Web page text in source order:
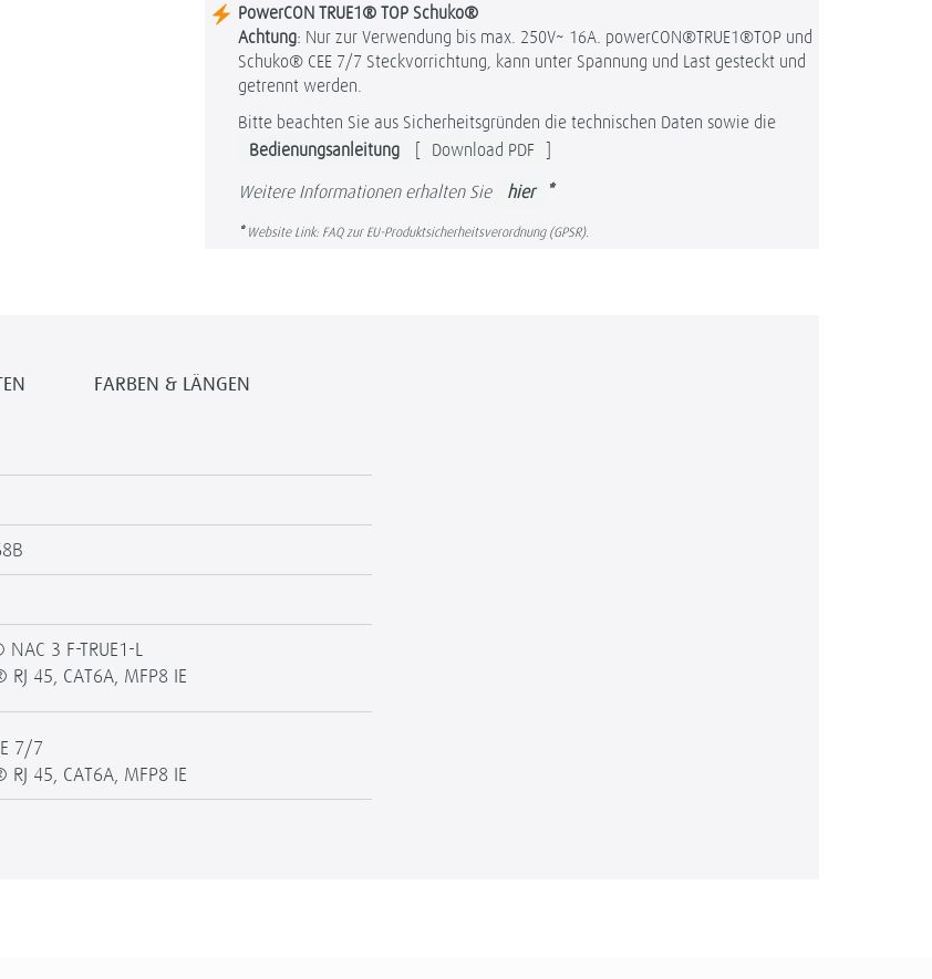
PowerCON TRUE1® TOP Schuko®
Achtung: Nur zur Verwendung bis max. 250V~ 16A. powerCON®TRUE1®TOP und
Schuko® CEE 7/7 Steckvorrichtung, kann unter Spannung und Last gesteckt und
getrennt werden.
Bitte beachten Sie aus Sicherheitsgründen die technischen Daten sowie die
Bedienungsanleitung
[ Download PDF ]
Weitere Informationen erhalten Sie
hier *
*Website Link: FAQ zur EU-Produktsicherheitsverordnung (GPSR).
FARBEN & LÄNGEN
3 F-TRUE1-L
45, CAT6A, MFP8 IE
7/7
45, CAT6A, MFP8 IE